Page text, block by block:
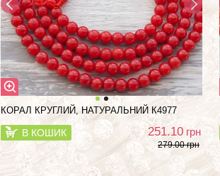
КОРАЛ КРУГЛИЙ, НАТУРАЛЬНИЙ К4977
В КОШИК 251.10 грн
279.00 грн